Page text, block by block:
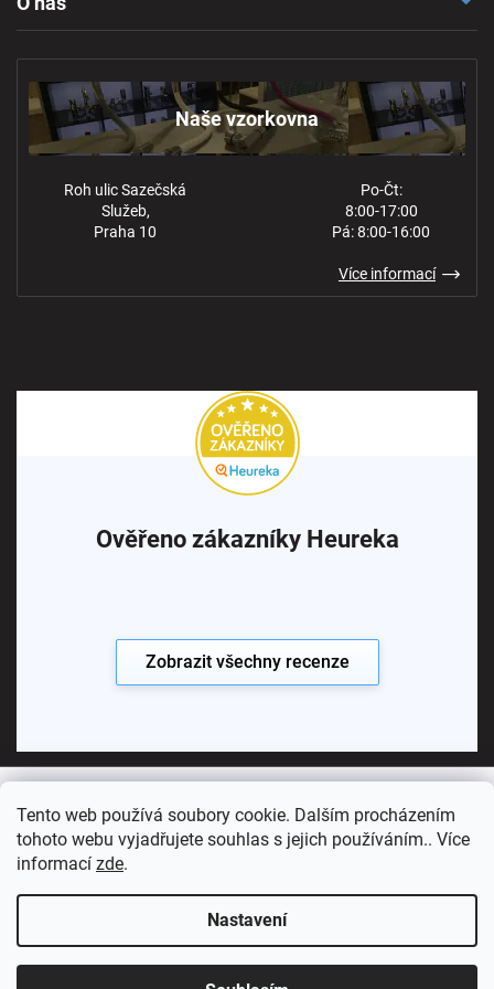
Tento web používá soubory cookie. Dalším procházením
tohoto webu vyjadřujete souhlas s jejich používáním.. Více
informací zde.
Nastavení
Ochrana osobních údajů
Naše vzorkovna
Roh ulic Sazečská
Služeb,
Praha 10
Po-Čt:
8:00-17:00
Pá: 8:00-16:00
Více informací
Ověřeno zákazníky Heureka
Zobrazit všechny recenze
Copyright 2026Koupelny SEN. Všechna práva vyhrazena.